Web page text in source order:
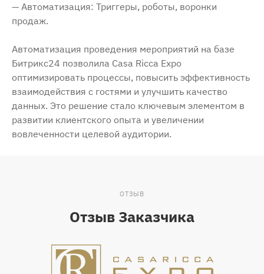
— Автоматизация: Триггеры, роботы, воронки
продаж.
Автоматизация проведения мероприятий на базе
Битрикс24 позволила Саsа Riсса Ехро
оптимизировать процессы, повысить эффективность
взаимодействия с гостями и улучшить качество
данных. Это решение стало ключевым элементом в
развитии клиентского опыта и увеличении
вовлеченности целевой аудитории.
ОТЗЫВ
Отзыв Заказчика